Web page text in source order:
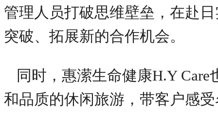
管理人员打破思维壁垒，在赴
突破、拓展新的合作机会。
同时，惠潆生命健康H.Y
和品质的休闲旅游，带客户感